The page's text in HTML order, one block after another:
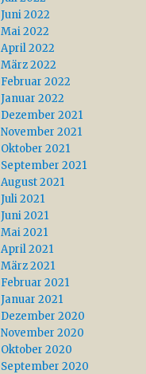
Juni 2022
Mai 2022
April 2022
März 2022
Februar 2022
Januar 2022
Dezember 2021
November 2021
Oktober 2021
September 2021
August 2021
Juli 2021
Juni 2021
Mai 2021
April 2021
März 2021
Februar 2021
Januar 2021
Dezember 2020
November 2020
Oktober 2020
September 2020